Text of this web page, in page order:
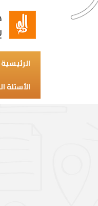
الرئيسية
الأسئلة